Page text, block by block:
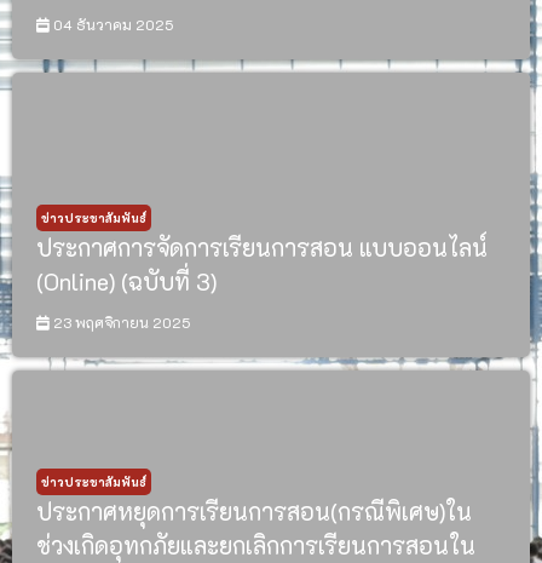
04 ธันวาคม 2025
ข่าวประชาสัมพันธ์
ประกาศการจัดการเรียนการสอน แบบออนไลน์
(Online) (ฉบับที่ 3)
23 พฤศจิกายน 2025
ข่าวประชาสัมพันธ์
ประกาศหยุดการเรียนการสอน(กรณีพิเศษ)ใน
ช่วงเกิดอุทกภัยและยกเลิกการเรียนการสอนใน